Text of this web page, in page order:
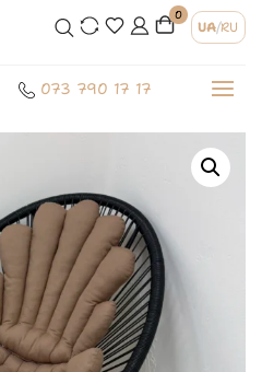
0
UA/RU
073 790 17 17